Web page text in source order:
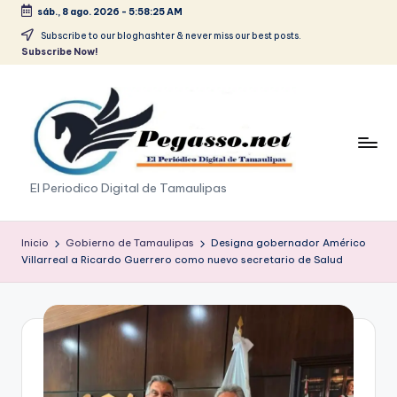
Saltar
sáb., 8 ago. 2026 - 5:58:25 AM
Subscribe to our bloghashter & never miss our best posts.
Subscribe Now!
p
e
g
a
o
El Periodico Digital de Tamaulipas
Inicio Gobierno de Tamaulipas
Designa gobernador Américo
Villarreal a Ricardo Guerrero como nuevo secretario de Salud